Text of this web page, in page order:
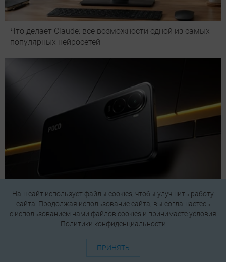
Что делает Сlaude: все возможности одной из самых
популярных нейросетей
Смартфоны до 20 000 рублей: 7 лучших моделей в
Наш сайт использует файлы cookies, чтобы улучшить работу
сайта. Продолжая использование сайта, вы соглашаетесь
c использованием нами файлов cookies и принимаете условия
Политики конфиденциальности
ПРИНЯТЬ